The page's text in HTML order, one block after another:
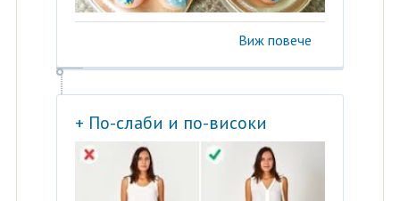
Виж повече
+ По-слаби и по-високи